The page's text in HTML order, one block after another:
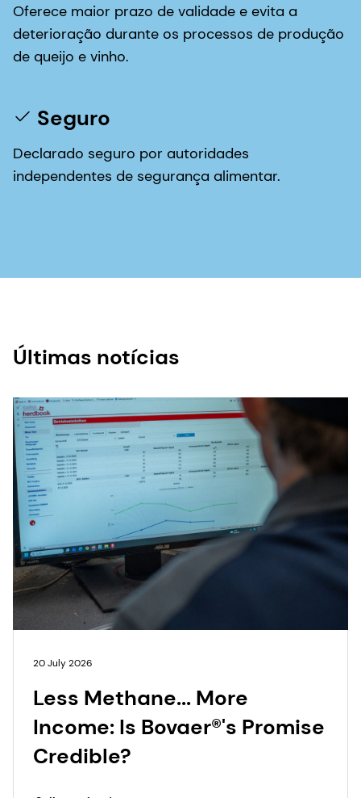
Oferece maior prazo de validade e evita a
deterioração durante os processos de produção
de queijo e vinho.
Seguro
Declarado seguro por autoridades
independentes de segurança alimentar.
Últimas notícias
20 July 2026
Less Methane... More
Income: Is Bovaer®'s Promise
Credible?